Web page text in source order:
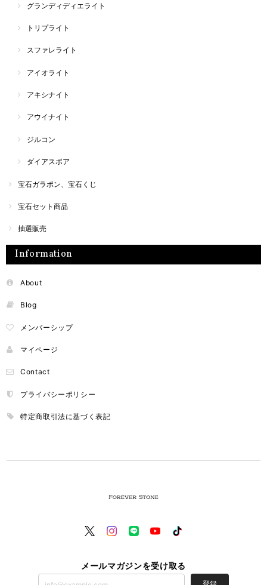
グランディディエライト
トリプライト
スファレライト
アイオライト
アキシナイト
アウイナイト
ジルコン
ダイアスポア
宝石ガラポン、宝石くじ
宝石セット商品
抽選販売
Information
About
Blog
メンバーシップ
マイページ
Contact
プライバシーポリシー
特定商取引法に基づく表記
メールマガジンを受け取る